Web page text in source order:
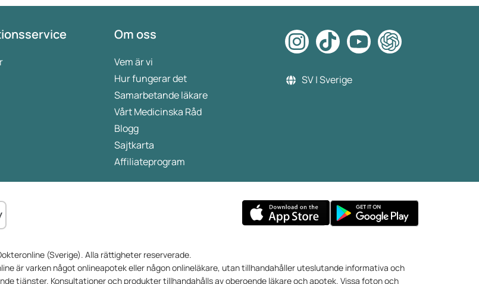
Om oss
Vem är vi
Hur fungerar det
Samarbetande läkare
Vårt Medicinska Råd
Blogg
Sajtkarta
Affiliateprogram
SV | Sverige
(Sverige). Alla rättigheter reserverade.
är varken något onlineapotek eller någon onlineläkare, utan tillhandahåller uteslutande informativa och
tjänster. Konsultationer och produkter tillhandahålls av oberoende läkare och apotek. Vissa foton och